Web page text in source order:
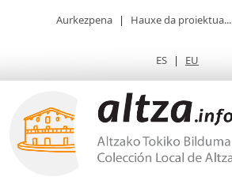
Aurkezpena | Hauxe da proiektua...
ES | EU